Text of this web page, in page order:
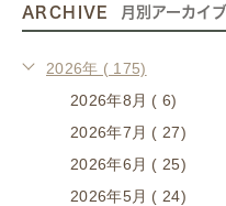
ARCHIVE 月別アーカイブ
2026年 ( 175)
2026年8月 ( 6)
2026年7月 ( 27)
2026年6月 ( 25)
2026年5月 ( 24)